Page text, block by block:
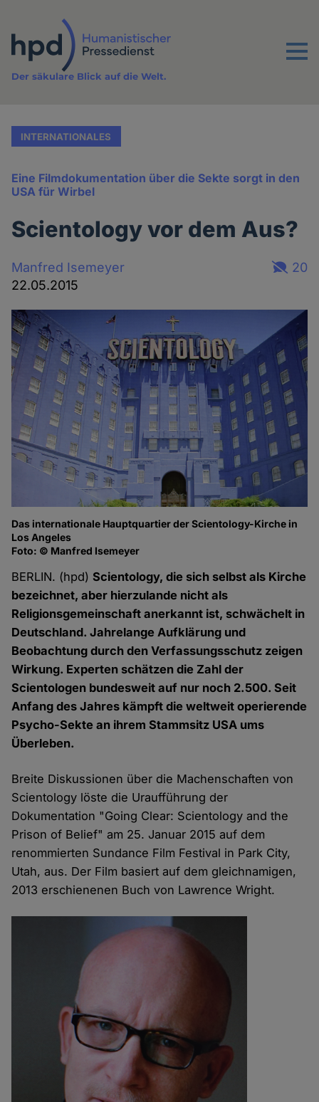
Inhalt
Menu
Der säkulare Blick auf die Welt.
INTERNATIONALES
Eine Filmdokumentation über die Sekte sorgt in den
USA für Wirbel
Scientology vor dem Aus?
Manfred Isemeyer
22.05.2015
20
Das internationale Hauptquartier der Scientology-Kirche in
Los Angeles
Foto: © Manfred Isemeyer
BERLIN. (hpd)Scientology, die sich selbst als Kirche
bezeichnet, aber hierzulande nicht als
Religionsgemeinschaft anerkannt ist, schwächelt in
Deutschland. Jahrelange Aufklärung und
Beobachtung durch den Verfassungsschutz zeigen
Wirkung. Experten schätzen die Zahl der
Scientologen bundesweit auf nur noch 2.500. Seit
Anfang des Jahres kämpft die weltweit operierende
Psycho-Sekte an ihrem Stammsitz USA ums
Überleben.
Breite Diskussionen über die Machenschaften von
Scientology löste die Uraufführung der
Dokumentation "Going Clear: Scientology and the
Prison of Belief" am 25. Januar 2015 auf dem
renommierten Sundance Film Festival in Park City,
Utah, aus. Der Film basiert auf dem gleichnamigen,
2013 erschienenen Buch von Lawrence Wright.